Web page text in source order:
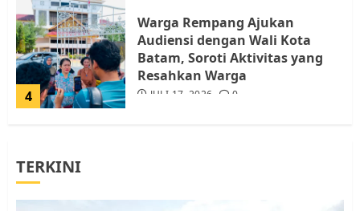
4
Warga Rempang Ajukan
Audiensi dengan Wali Kota
Batam, Soroti Aktivitas yang
Resahkan Warga
JULI 17, 2026 0
TERKINI